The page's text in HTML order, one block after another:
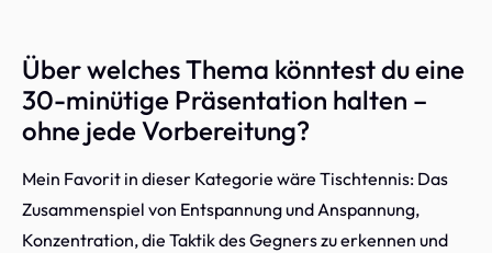
Über welches Thema könntest du eine
30-minütige Präsentation halten –
ohne jede Vorbereitung?
Mein Favorit in dieser Kategorie wäre Tischtennis: Das
Zusammenspiel von Entspannung und Anspannung,
Konzentration, die Taktik des Gegners zu erkennen und